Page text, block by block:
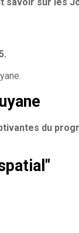
du